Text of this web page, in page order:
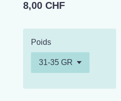
8,00 CHF
Poids